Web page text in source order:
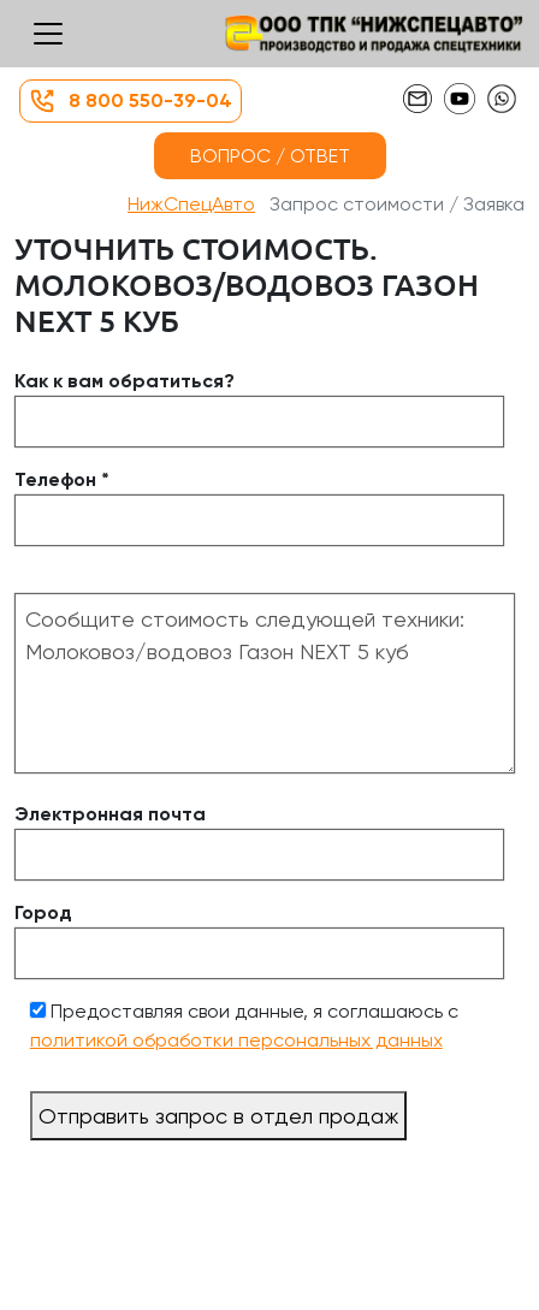
8 800 550-39-04
ВОПРОС / ОТВЕТ
НижСпецАвто Запрос стоимости / Заявка
УТОЧНИТЬ СТОИМОСТЬ.
МОЛОКОВОЗ/ВОДОВОЗ ГАЗОН
NEXT 5 КУБ
Как к вам обратиться?
Телефон *
Электронная почта
Город
Предоставляя свои данные, я соглашаюсь с
политикой обработки персональных данных
Отправить запрос в отдел продаж